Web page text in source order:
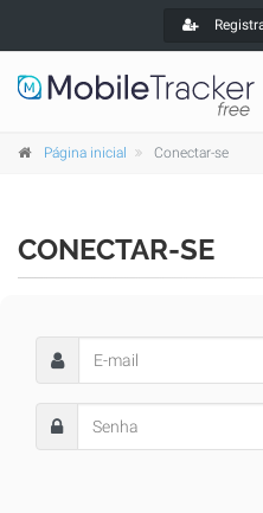
Página inicial Conectar-se
CONECTAR-SE